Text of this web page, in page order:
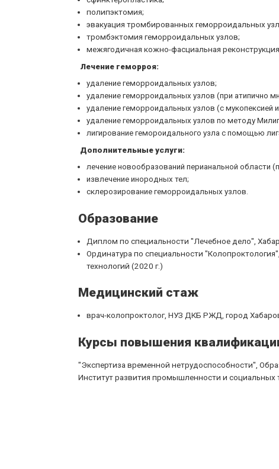
полипэктомия;
эвакуация тромбированных геморроидальных
тромбэктомия геморроидальных узлов;
межягодичная кожно-фасциальная реконструкция.
Лечение геморроя:
удаление геморроидальных узлов;
удаление геморроидальных узлов (при атипично
удаление геморроидальных узлов (с мукопексией
удаление геморроидальных узлов по методу
лигирование гемороидального узла с помощью
Дополнительные услуги:
лечение новообразований перианальной области
извлечение инородных тел;
склерозирование геморроидальных узлов.
Образование
Диплом по специальности "Лечебное дело",
Ординатура по специальности
технологий (2020 г.)
Медицинский стаж
врач-колопроктолог, НУЗ ДКБ РЖД, город
Курсы повышения
"Экспертиза временной нетрудоспособности",
Институт развития промышленности и социальных